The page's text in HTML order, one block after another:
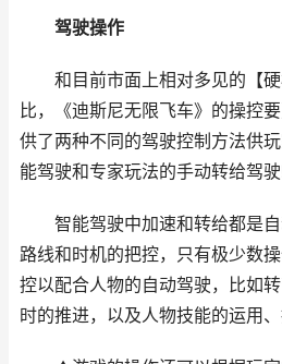
驾驶操作
和目前市面上相对多见的【硬
比，《迪斯尼无限飞车》的操控
供了两种不同的驾驶控制方法供
能驾驶和专家玩法的手动转给驾
智能驾驶中加速和转给都是自
路线和时机的把控，只有极少数
控以配合人物的自动驾驶，比如
时的推进，以及人物技能的运用